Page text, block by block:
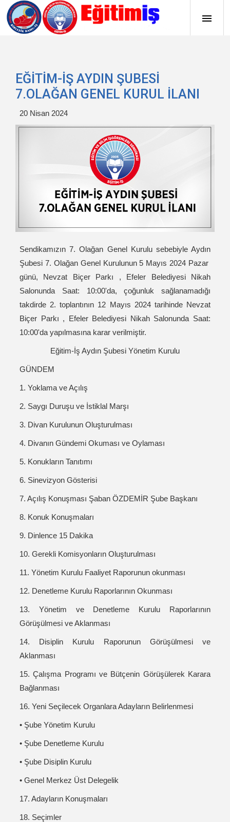
EĞİTİM-İŞ AYDIN ŞUBESİ
7.OLAĞAN GENEL KURUL İLANI
20 Nisan 2024
Sendikamızın 7. Olağan Genel Kurulu sebebiyle Aydın
Şubesi 7. Olağan Genel Kurulunun 5 Mayıs 2024 Pazar
günü, Nevzat Biçer Parkı , Efeler Belediyesi Nikah
Salonunda Saat: 10:00'da, çoğunluk sağlanamadığı
takdirde 2. toplantının 12 Mayıs 2024 tarihinde Nevzat
Biçer Parkı , Efeler Belediyesi Nikah Salonunda Saat:
10:00'da yapılmasına karar verilmiştir.
Eğitim-İş Aydın Şubesi Yönetim Kurulu
GÜNDEM
1. Yoklama ve Açılış
2. Saygı Duruşu ve İstiklal Marşı
3. Divan Kurulunun Oluşturulması
4. Divanın Gündemi Okuması ve Oylaması
5. Konukların Tanıtımı
6. Sinevizyon Gösterisi
7. Açılış Konuşması Şaban ÖZDEMİR Şube Başkanı
8. Konuk Konuşmaları
9. Dinlence 15 Dakika
10. Gerekli Komisyonların Oluşturulması
11. Yönetim Kurulu Faaliyet Raporunun okunması
12. Denetleme Kurulu Raporlarının Okunması
13. Yönetim ve Denetleme Kurulu Raporlarının
Görüşülmesi ve Aklanması
14. Disiplin Kurulu Raporunun Görüşülmesi ve
Aklanması
15. Çalışma Programı ve Bütçenin Görüşülerek Karara
Bağlanması
16. Yeni Seçilecek Organlara Adayların Belirlenmesi
• Şube Yönetim Kurulu
• Şube Denetleme Kurulu
• Şube Disiplin Kurulu
• Genel Merkez Üst Delegelik
17. Adayların Konuşmaları
18. Seçimler